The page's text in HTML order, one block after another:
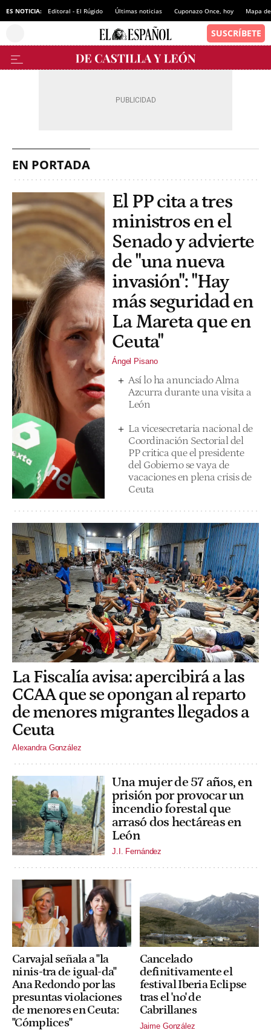
ES NOTICIA: Editoral - El Rúgido Últimas noticias Cuponazo Once, hoy Mapa
EN PORTADA
El PP cita a tres
ministros en el
Senado y advierte
de "una nueva
invasión": "Hay
más seguridad en
La Mareta que en
Ceuta"
Ángel Pisano
Así lo ha anunciado Alma
Azcurra durante una visita a
León
La vicesecretaria nacional de
Coordinación Sectorial del
PP critica que el presidente
del Gobierno se vaya de
vacaciones en plena crisis de
Ceuta
La Fiscalía avisa: apercibirá a las
CCAA que se opongan al reparto
de menores migrantes llegados a
Ceuta
Alexandra González
Una mujer de 57 años, en
prisión por provocar un
incendio forestal que
arrasó dos hectáreas en
León
J.I. Fernández
Carvajal señala a "la
ninis-tra de igual-da"
Ana Redondo por las
presuntas violaciones
de menores en Ceuta:
"Cómplices"
Cancelado
definitivamente el
festival Iberia Eclipse
tras el 'no' de
Cabrillanes
Jaime González